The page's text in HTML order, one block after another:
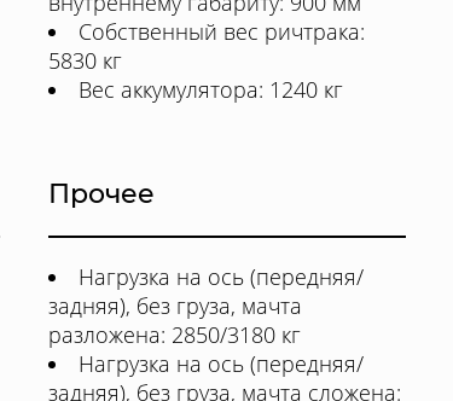
Собственный вес ричтрака:
5830 кг
Вес аккумулятора: 1240 кг
Прочее
Нагрузка на ось (передняя/
задняя), без груза, мачта
разложена: 2850/3180 кг
Нагрузка на ось (передняя/
задняя), без груза, мачта сложена: